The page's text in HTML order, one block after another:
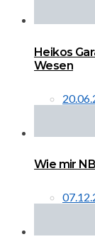
Heikos
Wesen
Wie mir